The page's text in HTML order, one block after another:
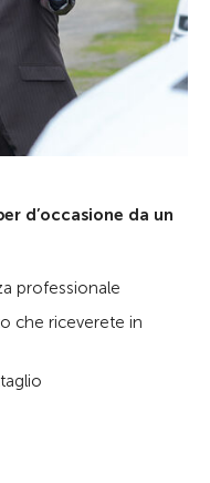
d’occasione da un
professionale
che riceverete in